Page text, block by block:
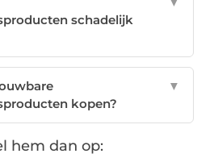
schadelijk
kopen?
▼
hem dan op: